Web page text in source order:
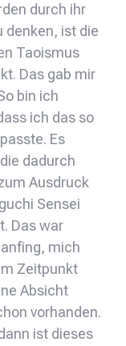
durch ihr
denken, ist die
Taoismus
Das gab mir
bin ich
ich das so
Es
dadurch
Ausdruck
Sensei
Das war
mich
Zeitpunkt
Absicht
vorhanden.
ist dieses